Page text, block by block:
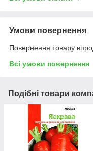
Умови повернення
Повернення товару
Всі умови повернення
Подібні товари